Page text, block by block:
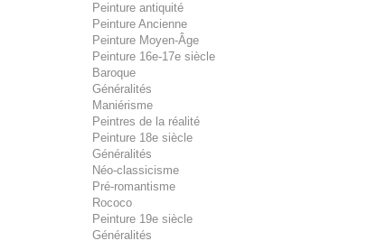
Peinture antiquité
Peinture Ancienne
Peinture Moyen-Âge
Peinture 16e-17e siècle
Baroque
Généralités
Maniérisme
Peintres de la réalité
Peinture 18e siècle
Généralités
Néo-classicisme
Pré-romantisme
Rococo
Peinture 19e siècle
Généralités